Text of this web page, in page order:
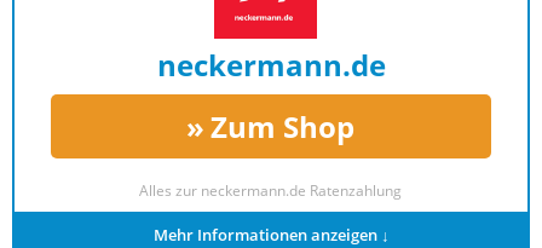
neckermann.de
Zum Shop
Alles zur neckermann.de Ratenzahlung
Mehr Informationen anzeigen ↓